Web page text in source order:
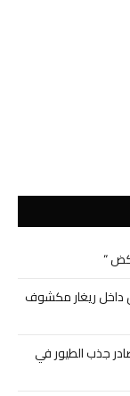
“
داخل ريغار مكشوف
جذب الطيور في